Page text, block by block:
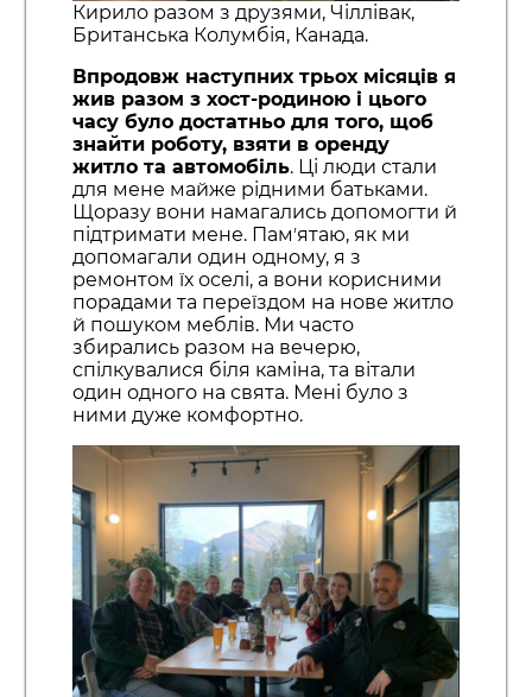
Кирило разом з друзями, Чіллівак,
Британська Колумбія, Канада.
Впродовж наступних трьох місяців я
жив разом з хост-родиною і цього
часу було достатньо для того, щоб
знайти роботу, взяти в оренду
житло та автомобіль. Ці люди стали
для мене майже рідними батьками.
Щоразу вони намагались допомогти й
підтримати мене. Памʼятаю, як ми
допомагали один одному, я з
ремонтом їх оселі, а вони корисними
порадами та переїздом на нове житло
й пошуком меблів. Ми часто
збирались разом на вечерю,
спілкувалися біля каміна, та вітали
один одного на свята. Мені було з
ними дуже комфортно.